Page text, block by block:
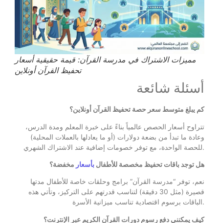
مميزات الاشتراك في مدرسة القرآن: قيمة حقيقية أسعار
تحفيظ القرآن أونلاين
أسئلة شائعة
كم يبلغ متوسط سعر حصة تحفيظ القرآن أونلاين؟
تتراوح أسعار الحصص عالمياً بناءً على خبرة المعلم ومدة الدرس،
وعادة ما تبدأ من بضعة دولارات (أو ما يعادلها بالعملات المحلية)
للحصة الواحدة، مع توفر خصومات إضافية عند الاشتراك الشهري.
هل توجد باقات تحفيظ مخصصة للأطفال بأسعار مخفضة؟
نعم، توفر “مدرسة القرآن” برامج وحلقات خاصة للأطفال مدتها
قصيرة (مثل 30 دقيقة) لتناسب قدرتهم على التركيز، وتأتي هذه
الباقات برسوم اقتصادية تناسب ميزانية الأسرة.
كيف يمكنني دفع رسوم دورات القرآن الكريم عبر الإنترنت؟